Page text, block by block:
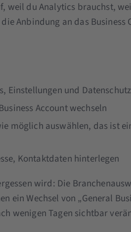
weil du Analytics brauchst,
Anbindung an das Business
Einstellungen und Datenschutz
Account wechseln
möglich auswählen, das ist
Kontaktdaten hinterlegen
wird: Die
ein Wechsel von „General
wenigen Tagen sichtbar